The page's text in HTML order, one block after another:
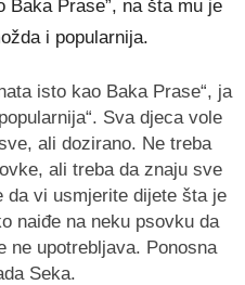
Baka Prase”, na šta mu je
i popularnija.
isto kao Baka Prase“, ja
Sva djeca vole
ali dozirano. Ne treba
ali treba da znaju sve
da vi usmjerite dijete šta je
naiđe na neku psovku da
ne upotrebljava. Ponosna
Seka.